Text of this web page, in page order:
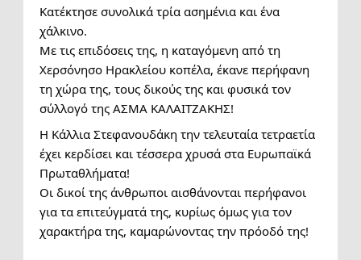
Κατέκτησε συνολικά τρία ασημένια και ένα
χάλκινο.
Με τις επιδόσεις της, η καταγόμενη από τη
Χερσόνησο Ηρακλείου κοπέλα, έκανε περήφανη
τη χώρα της, τους δικούς της και φυσικά τον
σύλλογό της ΑΣΜΑ ΚΑΛΑΙΤΖΑΚΗΣ!
Η Κάλλια Στεφανουδάκη την τελευταία τετραετία
έχει κερδίσει και τέσσερα χρυσά στα Ευρωπαϊκά
Πρωταθλήματα!
Οι δικοί της άνθρωποι αισθάνονται περήφανοι
για τα επιτεύγματά της, κυρίως όμως για τον
χαρακτήρα της, καμαρώνοντας την πρόοδό της!